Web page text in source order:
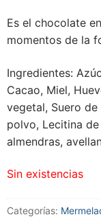
Es el chocolate
momentos de la
Ingredientes:
Cacao, Miel,
vegetal, Suero de
polvo, Lecitina
almendras,
Sin existencias
Categorías: